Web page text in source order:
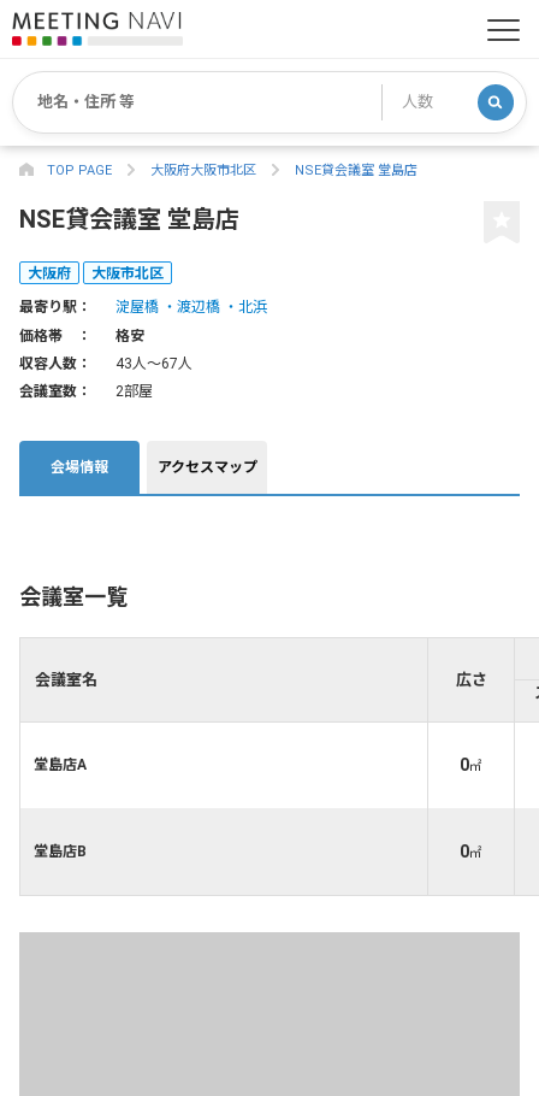
TOP PAGE 大阪府大阪市北区 NSE貸会議室 堂島店
NSE貸会議室 堂島店
大阪府 大阪市北区
最寄り駅： 淀屋橋 渡辺橋
北浜
価格帯 ：
格安
収容人数：
43人〜67人
会議室数：
2部屋
会場情報 アクセスマップ
会議室一覧
会議室名 広さ
堂島店A 0㎡
堂島店B 0㎡